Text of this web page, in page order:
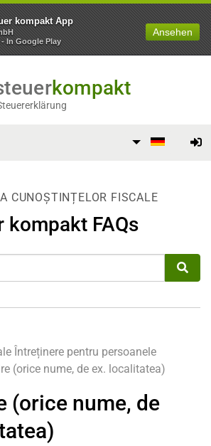
kompakt App
In Google Play
Ansehen
kompakt
CUNOȘTINȚELOR FISCALE
kompakt FAQs
Întreținere pentru persoanele
(orice nume, de ex. localitatea)
(orice nume, de